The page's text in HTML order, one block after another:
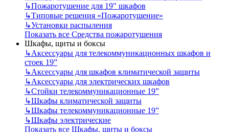
↳Пожаротушение для 19" шкафов
↳Типовые решения «Пожаротушение»
↳Установки распыления
Показать все Средства пожаротушения
Шкафы, щиты и боксы
↳Аксессуары для телекоммуникационных шкафов и
стоек 19”
↳Аксессуары для шкафов климатической защиты
↳Аксессуары для электрических шкафов
↳Стойки телекоммуникационные 19”
↳Шкафы климатической защиты
↳Шкафы телекоммуникационные 19”
↳Шкафы электрические
Показать все Шкафы, щиты и боксы